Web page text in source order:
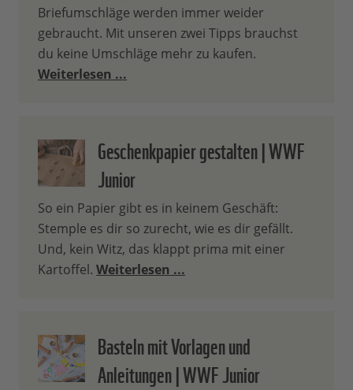
Briefumschläge werden immer weider
gebraucht. Mit unseren zwei Tipps brauchst
du keine Umschläge mehr zu kaufen.
Weiterlesen ...
Geschenkpapier gestalten | WWF
Junior
So ein Papier gibt es in keinem Geschäft:
Stemple es dir so zurecht, wie es dir gefällt.
Und, kein Witz, das klappt prima mit einer
Kartoffel. Weiterlesen ...
Basteln mit Vorlagen und
Anleitungen | WWF Junior